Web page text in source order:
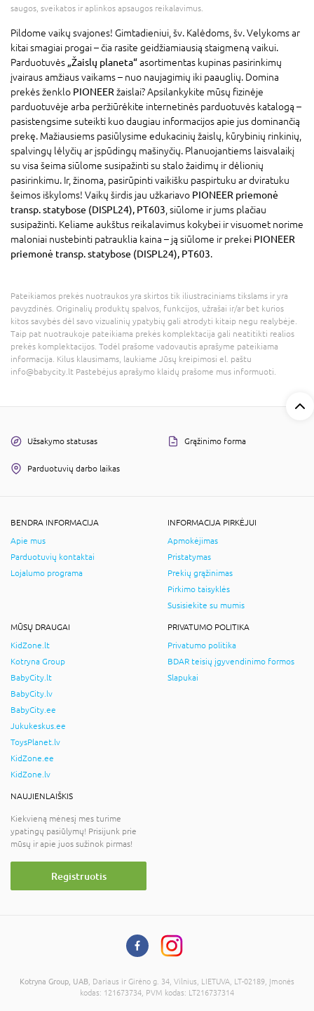
saugos, sveikatos ir aplinkos apsaugos reikalavimus.
Pildome vaikų svajones! Gimtadieniui, šv. Kalėdoms, šv. Velykoms ar
kitai smagiai progai – čia rasite geidžiamiausią staigmeną vaikui.
Parduotuvės „Žaislų planeta“asortimentas kupinas pasirinkimų
įvairaus amžiaus vaikams – nuo naujagimių iki paauglių. Domina
prekės ženklo PIONEER žaislai? Apsilankykite mūsų fizinėje
parduotuvėje arba peržiūrėkite internetinės parduotuvės katalogą –
pasistengsime suteikti kuo daugiau informacijos apie jus dominančią
prekę. Mažiausiems pasiūlysime edukacinių žaislų, kūrybinių rinkinių,
spalvingų lėlyčių ar įspūdingų mašinyčių. Planuojantiems laisvalaikį
su visa šeima siūlome susipažinti su stalo žaidimų ir dėlionių
pasirinkimu. Ir, žinoma, pasirūpinti vaikišku paspirtuku ar dviratuku
šeimos iškyloms! Vaikų širdis jau užkariavo PIONEER priemonė
transp. statybose (DISPL24), PT603 , siūlome ir jums plačiau
susipažinti. Keliame aukštus reikalavimus kokybei ir visuomet norime
maloniai nustebinti patrauklia kaina – ją siūlome ir prekei PIONEER
priemonė transp. statybose (DISPL24), PT603.
Pateikiamos prekės nuotraukos yra skirtos tik iliustraciniams tikslams ir yra
pavyzdinės. Originalių produktų spalvos, funkcijos, užrašai ir/ar bet kurios
kitos savybės dėl savo vizualinių ypatybių gali atrodyti kitaip negu realybėje.
Taip pat nuotraukoje pateikiama prekės komplektacija gali neatitikti realios
prekės komplektacijos. Todėl prašome vadovautis aprašyme pateikiama
informacija. Kilus klausimams, laukiame Jūsų kreipimosi el. paštu
info@babycity.lt Pastebėjus aprašymo klaidų prašome mus informuoti.
Užsakymo statusas Grąžinimo forma
Parduotuvių darbo laikas
BENDRA INFORMACIJA
Apie mus
Parduotuvių kontaktai
Lojalumo programa
INFORMACIJA PIRKĖJUI
Apmokėjimas
Pristatymas
Prekių grąžinimas
Pirkimo taisyklės
Susisiekite su mumis
MŪSŲ DRAUGAI
KidZone.lt
Kotryna Group
BabyCity.lt
BabyCity.lv
BabyCity.ee
Jukukeskus.ee
ToysPlanet.lv
KidZone.ee
KidZone.lv
PRIVATUMO POLITIKA
Privatumo politika
BDAR teisių įgyvendinimo formos
Slapukai
NAUJIENLAIŠKIS
Kiekvieną mėnesį mes turime
ypatingų pasiūlymų! Prisijunk prie
mūsų ir apie juos sužinok pirmas!
Registruotis
Kotryna Group, UAB , Dariaus ir Girėno g. 34, Vilnius, LIETUVA, LT-02189, Įmonės
kodas: 121673734, PVM kodas: LT216737314